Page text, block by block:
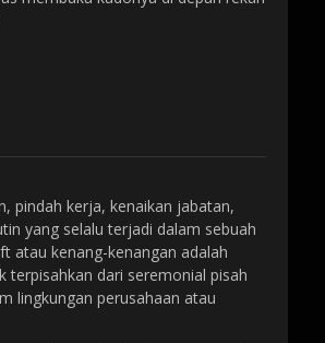
pindah kerja, kenaikan jabatan,
yang selalu terjadi dalam sebuah
atau kenang-kenangan adalah
terpisahkan dari seremonial pisah
lingkungan perusahaan atau